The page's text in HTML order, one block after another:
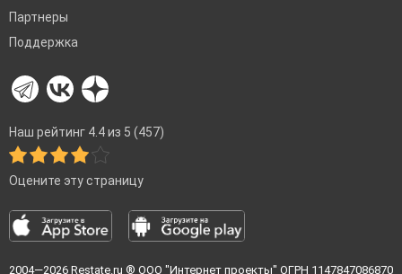
Партнеры
Поддержка
Наш рейтинг 4.4 из 5 (457)
Оцените эту страницу
2004—2026 Restate.ru ® ООО "Интернет проекты" ОГРН 1147847086870